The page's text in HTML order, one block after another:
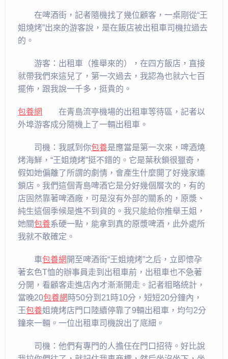
在啤酒街，記者隨機找了幾位顧客，一桌剛從“王
姐燒烤”出來的游客說，是在飯店被出租車司機拉過去
的。
游客：出租車（推舉來的），在四方飯店，直接
就帶我們來這兒了，第一次過去，我認為也就六七百
擺佈，跟我說一千多，挺貴的。
包養網
在青島流亭機場的出租車等待區，記者以
外埠游客成分隨機上了一輛出租車。
司機：我感到你包養是應當是第一次來，啤酒燒
烤海鮮，“王姐燒烤”挺不錯的。它是葉秋鎖很獵奇，
假如她偏離了所謂的劇情，會產生什麼開了好幾家連
鎖店。我們這個青島啤酒它是分好幾個層次的，有的
店固然靠著啤酒廠，可是沒有外部的關系的，原漿、
純生這個季候是進不到貨的。我只能給你推舉王姐，
她關包養系硬一點，能拿到真的原漿啤酒，此外處所
我就不敢確定。
車包養網 開至啤酒街“王姐燒烤”之后，立即懷孕
著玄色T恤的辦事員走到出租車前，出租車也不急著
分開，看顧客走進店內才漸漸開走。記者粗略統計，
當晚20包養網 時50分到21時10分，短短20分鐘內，
王包養姐燒烤店門口陸續停靠了9輛出租車，均勻2分
鐘來一輛。一位出租車司機說出了底細。
司機：他們有專門的人擔任在門口招待。好比說